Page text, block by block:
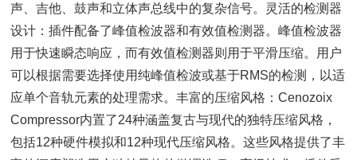
声、吉他、鼓声和立体声总线中的复杂信号。灵活的检测器
设计：插件配备了峰值检波器和有效值检测器。峰值检波器
用于快速瞬态响应，而有效值检测器则用于平滑压缩。用户
可以根据需要选择使用纯峰值检波或基于RMS的检测，以适
应单个音轨元素的处理需求。丰富的压缩风格：Cenozoix
Compressor内置了24种涵盖复古与现代的独特压缩风格，
包括12种硬件模拟和12种现代压缩风格。这些风格提供了丰